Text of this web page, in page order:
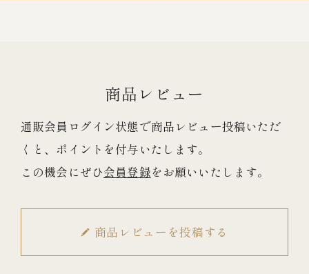
商品レビュー
通販会員ログイン状態で商品レビュー投稿いただ
くと、ポイントを付与いたします。
この機会にぜひ会員登録をお願いいたします。
商品レビューを投稿する